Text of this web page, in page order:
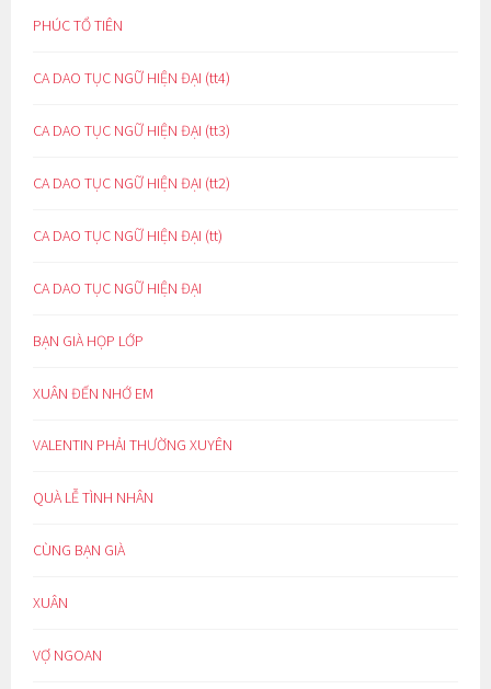
PHÚC TỔ TIÊN
CA DAO TỤC NGỮ HIỆN ĐẠI (tt4)
CA DAO TỤC NGỮ HIỆN ĐẠI (tt3)
CA DAO TỤC NGỮ HIỆN ĐẠI (tt2)
CA DAO TỤC NGỮ HIỆN ĐẠI (tt)
CA DAO TỤC NGỮ HIỆN ĐẠI
BẠN GIÀ HỌP LỚP
XUÂN ĐẾN NHỚ EM
VALENTIN PHẢI THƯỜNG XUYÊN
QUÀ LỄ TÌNH NHÂN
CÙNG BẠN GIÀ
XUÂN
VỢ NGOAN